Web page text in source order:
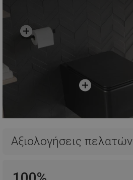
Αξιολογήσεις πελατών